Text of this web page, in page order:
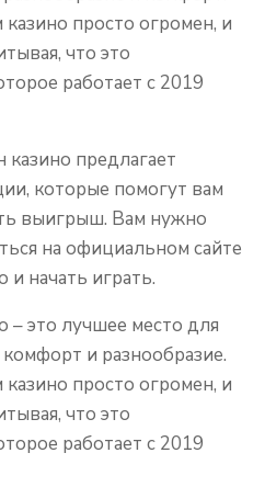
просто огромен, и
что это
работает с 2019
предлагает
которые помогут вам
выигрыш. Вам нужно
на официальном сайте
начать играть.
это лучшее место для
и разнообразие.
просто огромен, и
что это
работает с 2019